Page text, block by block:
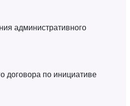
административного
договора по инициативе